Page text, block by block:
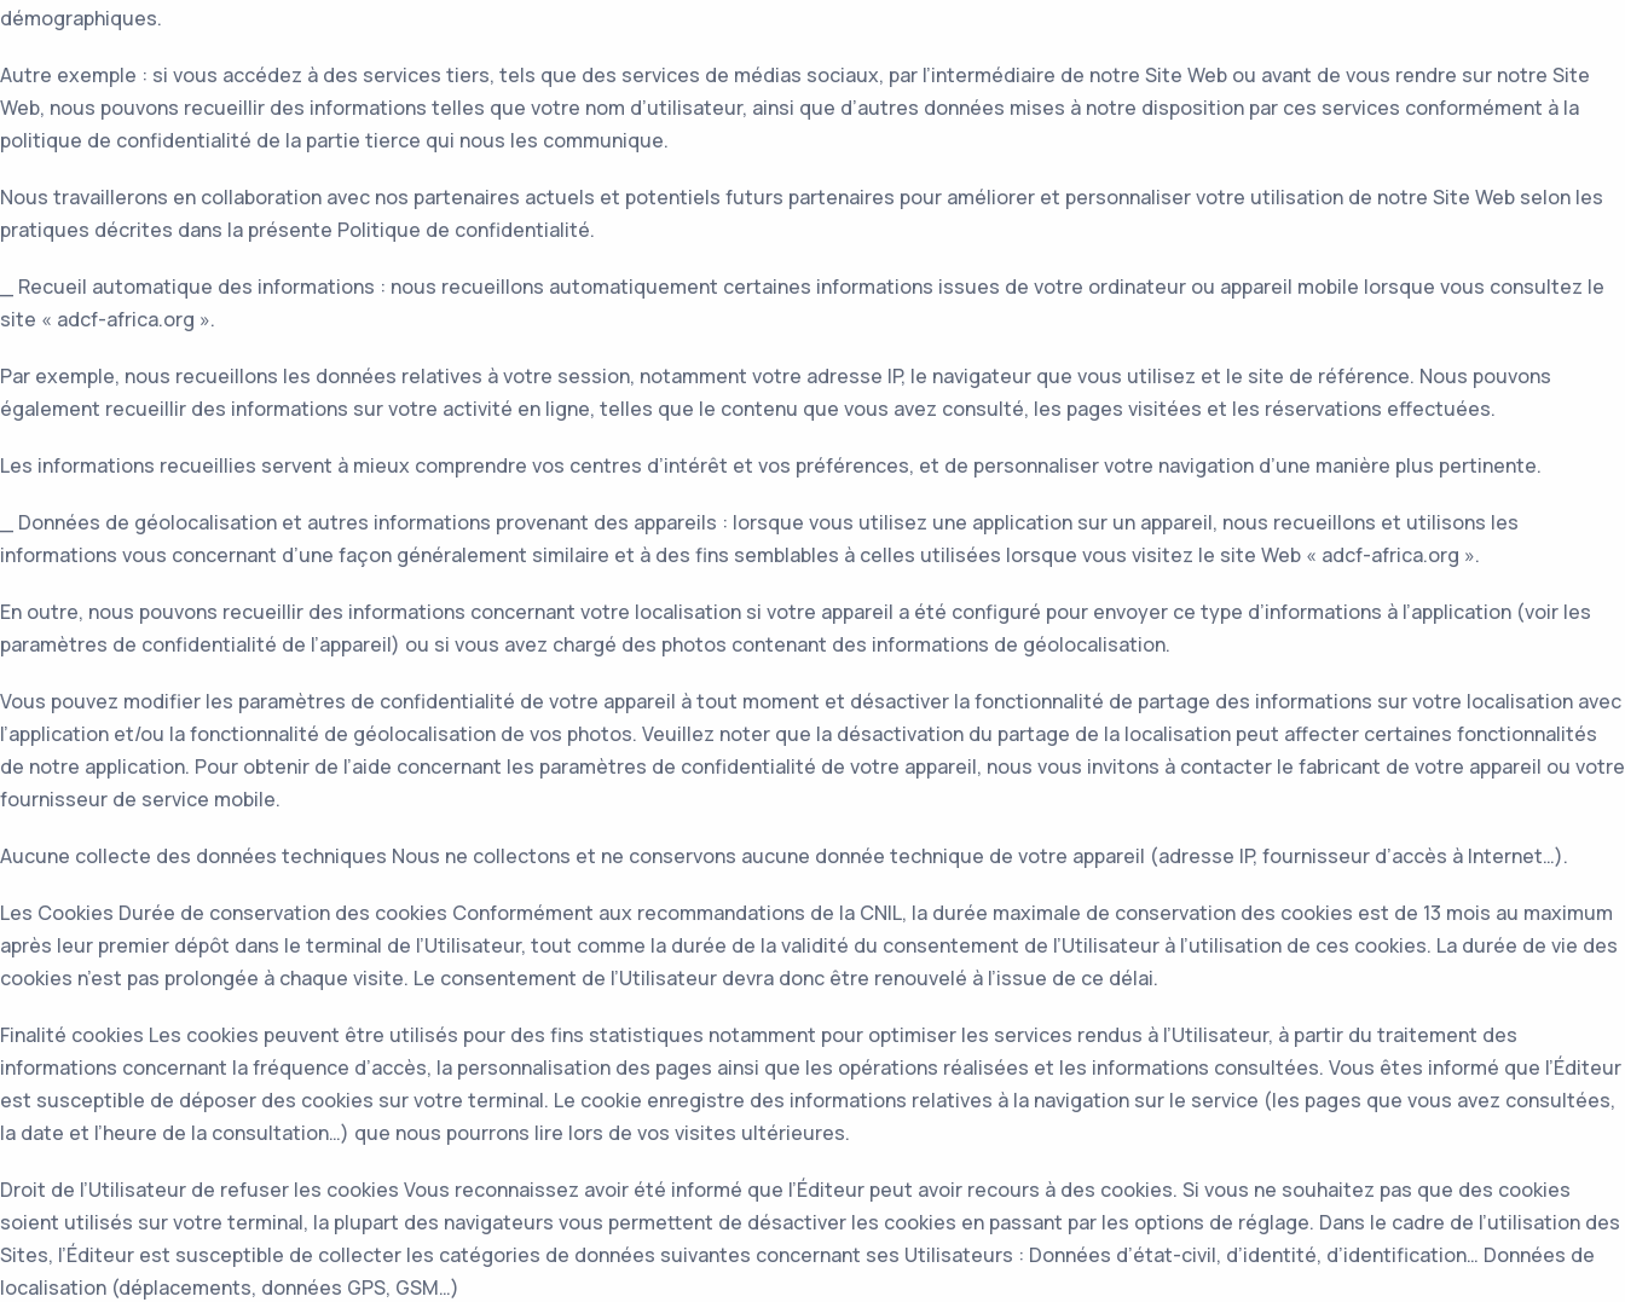
démographiques.
Autre exemple : si vous accédez à des services tiers, tels que des services de médias sociaux, par l’intermédiaire de notre Site Web ou avant de vous rendre sur notre Site
Web, nous pouvons recueillir des informations telles que votre nom d’utilisateur, ainsi que d’autres données mises à notre disposition par ces services conformément à la
politique de confidentialité de la partie tierce qui nous les communique.
Nous travaillerons en collaboration avec nos partenaires actuels et potentiels futurs partenaires pour améliorer et personnaliser votre utilisation de notre Site Web selon les
pratiques décrites dans la présente Politique de confidentialité.
_ Recueil automatique des informations : nous recueillons automatiquement certaines informations issues de votre ordinateur ou appareil mobile lorsque vous consultez le
site « adcf-africa.org ».
Par exemple, nous recueillons les données relatives à votre session, notamment votre adresse IP, le navigateur que vous utilisez et le site de référence. Nous pouvons
également recueillir des informations sur votre activité en ligne, telles que le contenu que vous avez consulté, les pages visitées et les réservations effectuées.
Les informations recueillies servent à mieux comprendre vos centres d’intérêt et vos préférences, et de personnaliser votre navigation d’une manière plus pertinente.
_ Données de géolocalisation et autres informations provenant des appareils : lorsque vous utilisez une application sur un appareil, nous recueillons et utilisons les
informations vous concernant d’une façon généralement similaire et à des fins semblables à celles utilisées lorsque vous visitez le site Web « adcf-africa.org ».
En outre, nous pouvons recueillir des informations concernant votre localisation si votre appareil a été configuré pour envoyer ce type d’informations à l’application (voir les
paramètres de confidentialité de l’appareil) ou si vous avez chargé des photos contenant des informations de géolocalisation.
Vous pouvez modifier les paramètres de confidentialité de votre appareil à tout moment et désactiver la fonctionnalité de partage des informations sur votre localisation avec
l’application et/ou la fonctionnalité de géolocalisation de vos photos. Veuillez noter que la désactivation du partage de la localisation peut affecter certaines fonctionnalités
de notre application. Pour obtenir de l’aide concernant les paramètres de confidentialité de votre appareil, nous vous invitons à contacter le fabricant de votre appareil ou votre
fournisseur de service mobile.
Aucune collecte des données techniques Nous ne collectons et ne conservons aucune donnée technique de votre appareil (adresse IP, fournisseur d’accès à Internet…).
Les Cookies Durée de conservation des cookies Conformément aux recommandations de la CNIL, la durée maximale de conservation des cookies est de 13 mois au maximum
après leur premier dépôt dans le terminal de l’Utilisateur, tout comme la durée de la validité du consentement de l’Utilisateur à l’utilisation de ces cookies. La durée de vie des
cookies n’est pas prolongée à chaque visite. Le consentement de l’Utilisateur devra donc être renouvelé à l’issue de ce délai.
Finalité cookies Les cookies peuvent être utilisés pour des fins statistiques notamment pour optimiser les services rendus à l’Utilisateur, à partir du traitement des
informations concernant la fréquence d’accès, la personnalisation des pages ainsi que les opérations réalisées et les informations consultées. Vous êtes informé que l’Éditeur
est susceptible de déposer des cookies sur votre terminal. Le cookie enregistre des informations relatives à la navigation sur le service (les pages que vous avez consultées,
la date et l’heure de la consultation…) que nous pourrons lire lors de vos visites ultérieures.
Droit de l’Utilisateur de refuser les cookies Vous reconnaissez avoir été informé que l’Éditeur peut avoir recours à des cookies. Si vous ne souhaitez pas que des cookies
soient utilisés sur votre terminal, la plupart des navigateurs vous permettent de désactiver les cookies en passant par les options de réglage. Dans le cadre de l’utilisation des
Sites, l’Éditeur est susceptible de collecter les catégories de données suivantes concernant ses Utilisateurs : Données d’état-civil, d’identité, d’identification… Données de
localisation (déplacements, données GPS, GSM…)